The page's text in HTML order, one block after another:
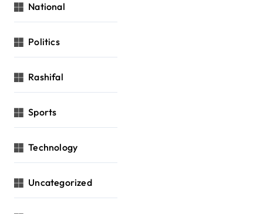
National
Politics
Rashifal
Sports
Technology
Uncategorized